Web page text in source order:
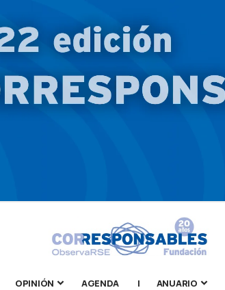
OPINIÓN AGENDA | ANUARIO